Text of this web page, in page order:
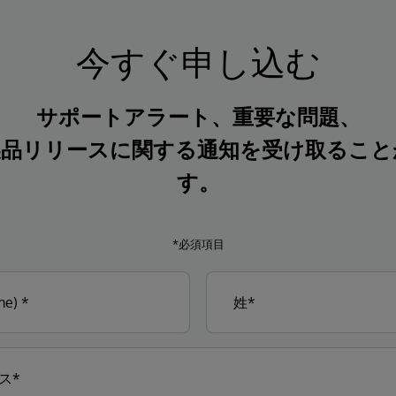
今すぐ申し込む
サポートアラート、重要な問題、
リリースに関する通知を受け取るこ
す。
*必須項目